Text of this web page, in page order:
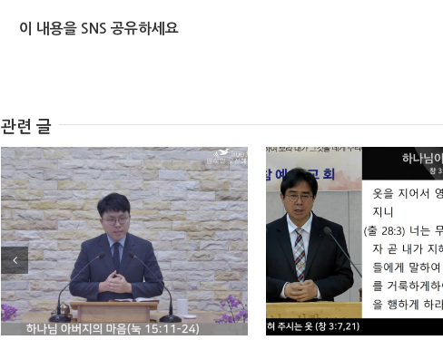
이 내용을 SNS 공유하세요
관련 글